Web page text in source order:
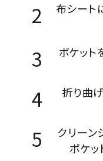
布シート
ポケット
折り曲
クリーン
ポケッ